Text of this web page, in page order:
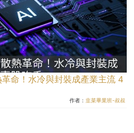
命！水冷與封裝成產業主流 4
作者： 韭菜畢業班-叔叔